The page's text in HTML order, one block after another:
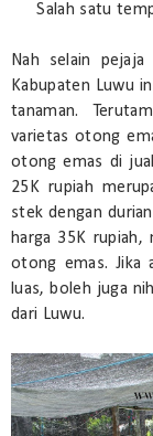
Salah satu
Nah selain
Kabupaten Luwu
tanaman.
varietas otong
otong emas di
25K rupiah
stek dengan
harga 35K rupiah,
otong emas. Jika
luas, boleh juga
dari Luwu.